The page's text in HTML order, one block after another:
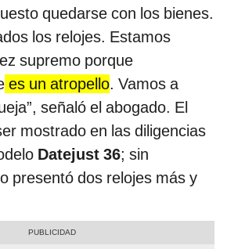
quedarse con los bienes.
los relojes. Estamos
supremo porque
es un atropello. Vamos a
señaló el abogado. El
mostrado en las diligencias
Datejust 36; sin
presentó dos relojes más y